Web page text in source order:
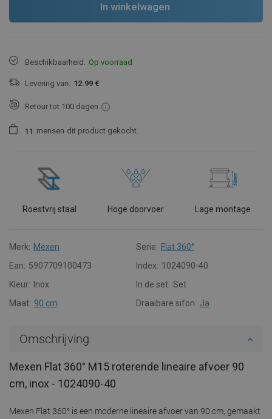
In winkelwagen
Beschikbaarheid: Op voorraad
Levering van: 12.99 €
Retour tot 100 dagen
1 1 mensen dit product gekocht.
Roestvrij staal Hoge doorvoer Lage montage
Merk: Mexen Serie: Flat 360°
Ean: 5907709100473 Index: 1024090-40
Kleur:
Inox In de set: Set
Maat: 90 cm Draaibare sifon: Ja
Omschrijving
Mexen Flat 360° M15 roterende lineaire afvoer 90
cm, inox - 1024090-40
Mexen Flat 360° is een moderne lineaire afvoer van 90 cm, gemaakt